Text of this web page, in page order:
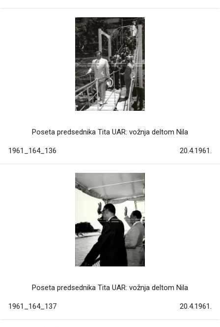
Poseta predsednika Tita UAR: vožnja deltom Nila
1961_164_136 20.4.1961.
Poseta predsednika Tita UAR: vožnja deltom Nila
1961_164_137 20.4.1961.